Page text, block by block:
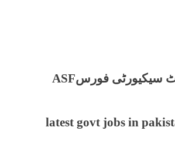
ASFسیکیورٹی فورس
latest govt jobs in